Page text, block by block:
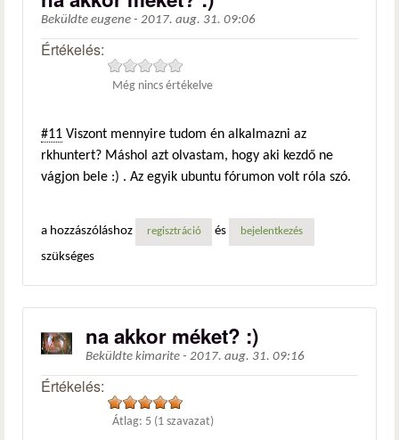
Beküldte eugene - 2017. aug. 31. 09:06
Értékelés:
Még nincs értékelve
#11 Viszont mennyire tudom én alkalmazni az
rkhuntert? Máshol azt olvastam, hogy aki kezdő ne
vágjon bele :) . Az egyik ubuntu fórumon volt róla szó.
a hozzászóláshoz regisztráció és bejelentkezés
szükséges
na akkor méket? :)
Beküldte kimarite - 2017. aug. 31. 09:16
Értékelés:
Átlag: 5 (1 szavazat)